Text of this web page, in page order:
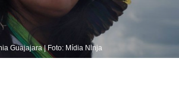
Guajajara | Foto: Mídia Ninja